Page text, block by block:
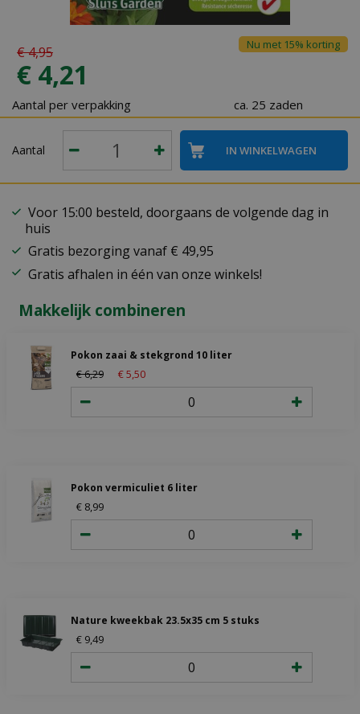
€4,95
€ 4,21
Nu met 15% korting
Aantal per verpakking ca. 25 zaden
Aantal
Voor 15:00 besteld, doorgaans de volgende dag in
huis
Gratis bezorging vanaf € 49,95
Gratis afhalen in één van onze winkels!
Makkelijk combineren
Pokon zaai & stekgrond 10 liter
€6,29 €5 50
Pokon vermiculiet 6 liter
€ 8 99
Nature kweekbak 23.5x35 cm 5 stuks
€ 949